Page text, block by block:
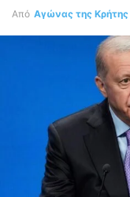
Από Αγώνας της Κρήτης